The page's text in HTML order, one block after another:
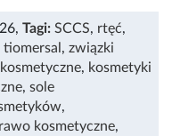
, Tagi: SCCS, rtęć,
tiomersal, związki
, kosmetyki
, sole
,
kosmetyczne,